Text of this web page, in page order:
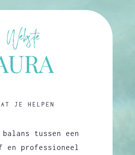
Website
JE HELPEN
tussen een
en professioneel